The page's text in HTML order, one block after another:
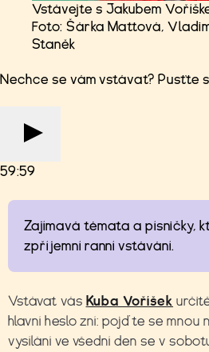
Vstávejte s Jakubem
Foto: Šárka Mattová,
Staněk
Nechce se vám vstávat? Pusťte
59:59
Zajímavá témata a písničky,
zpříjemní ranní vstávání.
Vstávat vás Kuba Voříšek
hlavní heslo zní: pojďte se mnou
vysílání ve všední den se v